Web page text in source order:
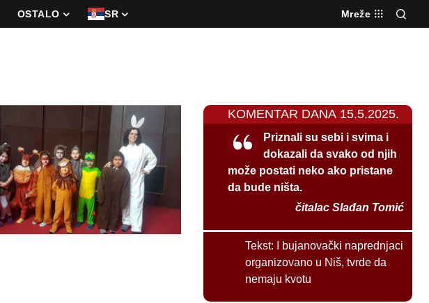
OSTALO SR Mreže
KOMENTAR DANA 15.5.2025.
Priznali su sebi i svima i
dokazali da svako od njih
može postati neko ako pristane
da bude ništa.
čitalac Slađan Tomić
Tekst:
I bujanovački naprednjaci
organizovano u Niš, tvrde da
nemaju kvotu